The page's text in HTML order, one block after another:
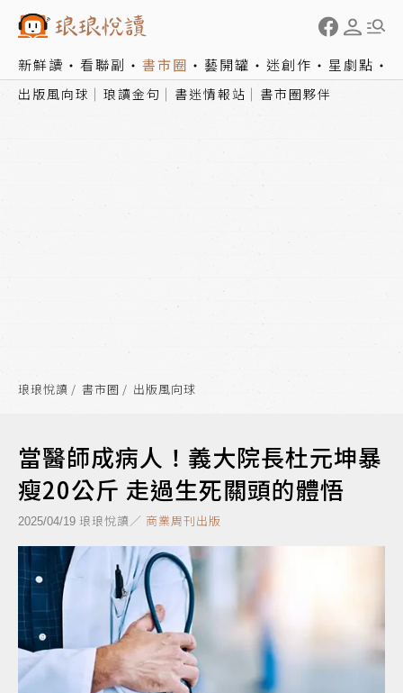
新鮮讀 看聯副 書市圈 藝開罐 迷創作 星劇點
出版風向球 琅讀金句 書迷情報站 書市圈夥伴
琅琅悅讀 書市圈 出版風向球
當醫師成病人！義大院長杜元坤暴
瘦20公斤 走過生死關頭的體悟
2025/04/19 琅琅悅讀／ 商業周刊出版